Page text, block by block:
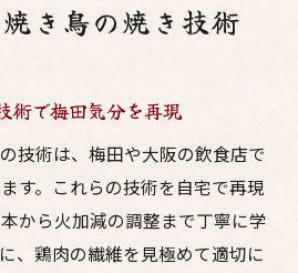
さとジューシー感を自宅で再
る鳥料理の新常識
の焼き鳥串打ちで失敗防止術
直伝串打ちコツで大阪気分満
は食感と味の決め手になる要
き鳥の焼き技術
術で梅田気分を再現
技術は、梅田や大阪の飲食店で
す。これらの技術を自宅で再現
から火加減の調整まで丁寧に学
、鶏肉の繊維を見極めて適切に